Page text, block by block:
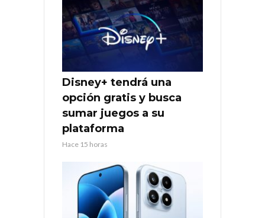
Disney+ tendrá una
opción gratis y busca
sumar juegos a su
plataforma
Hace 15 horas